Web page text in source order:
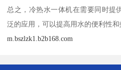
总之，冷热水一体机在需要同时提
泛的应用，可以提高用水的便利性和
m.bszlzk1.b2b168.com